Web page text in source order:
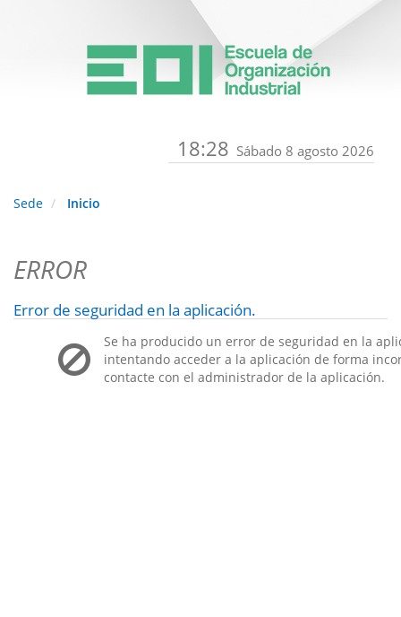
18:28 Sábado 8 agosto 2026
Sede Inicio
ERROR
Error de seguridad en la aplicación.
Se ha producido un error de seguridad en la
intentando acceder a la aplicación de forma
contacte con el administrador de la aplicación.